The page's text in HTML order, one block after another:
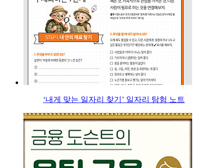
‘내게 맞는 일자리 찾기’ 일자리 탐험 노트